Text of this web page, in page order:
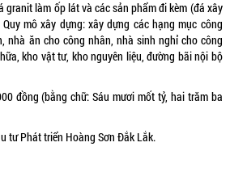
làm ốp lát và các sản phẩm đi kèm (đá xây
mô xây dựng: xây dựng các hạng mục công
nhà ăn cho công nhân, nhà sinh nghỉ cho công
kho vật tư, kho nguyên liệu, đường bãi nội bộ
đồng (bằng chữ: Sáu mươi mốt tỷ, hai trăm ba
tư Phát triển Hoàng Sơn Đắk Lắk.